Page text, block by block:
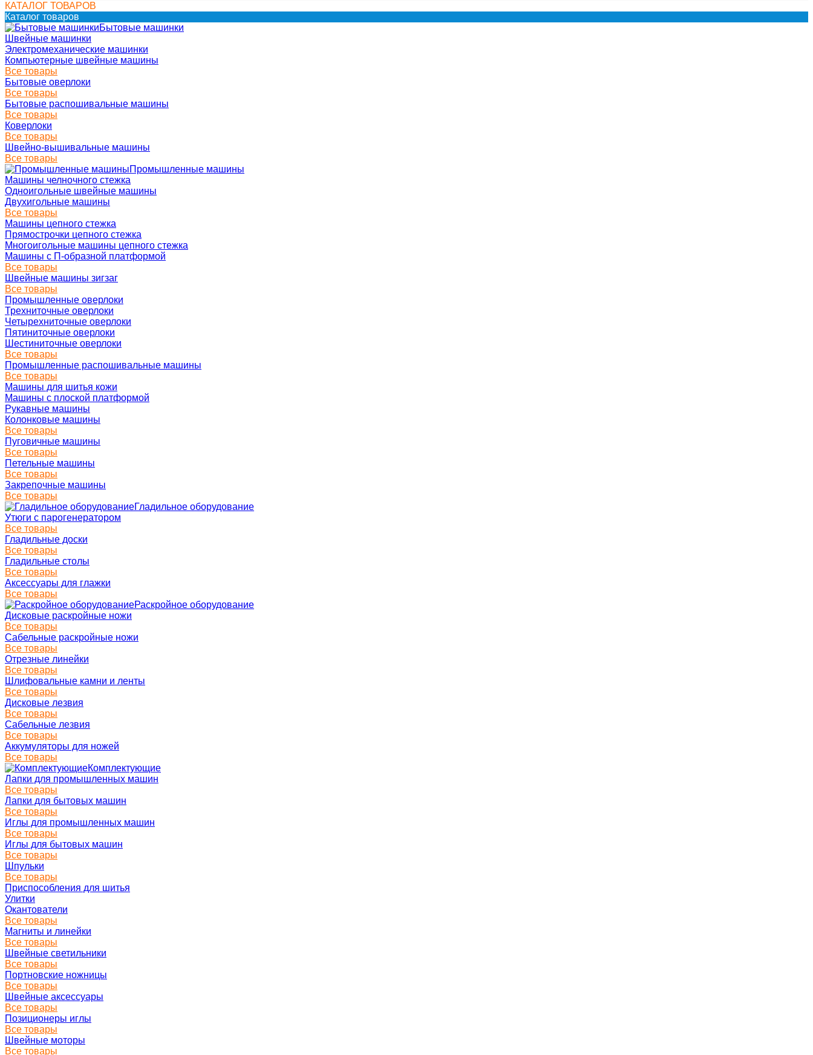
КАТАЛОГ ТОВАРОВ
Каталог товаров
Бытовые машинки
Швейные машинки
Электромеханические машинки
Компьютерные швейные машины
Все товары
Бытовые оверлоки
Все товары
Бытовые распошивальные машины
Все товары
Коверлоки
Все товары
Швейно-вышивальные машины
Все товары
Промышленные машины
Машины челночного стежка
Одноигольные швейные машины
Двухигольные машины
Все товары
Машины цепного стежка
Прямострочки цепного стежка
Многоигольные машины цепного стежка
Машины с П-образной платформой
Все товары
Швейные машины зигзаг
Все товары
Промышленные оверлоки
Трехниточные оверлоки
Четырехниточные оверлоки
Пятиниточные оверлоки
Шестиниточные оверлоки
Все товары
Промышленные распошивальные машины
Все товары
Машины для шитья кожи
Машины с плоской платформой
Рукавные машины
Колонковые машины
Все товары
Пуговичные машины
Все товары
Петельные машины
Все товары
Закрепочные машины
Все товары
Гладильное оборудование
Утюги с парогенератором
Все товары
Гладильные доски
Все товары
Гладильные столы
Все товары
Аксессуары для глажки
Все товары
Раскройное оборудование
Дисковые раскройные ножи
Все товары
Сабельные раскройные ножи
Все товары
Отрезные линейки
Все товары
Шлифовальные камни и ленты
Все товары
Дисковые лезвия
Все товары
Сабельные лезвия
Все товары
Аккумуляторы для ножей
Все товары
Комплектующие
Лапки для промышленных машин
Все товары
Лапки для бытовых машин
Все товары
Иглы для промышленных машин
Все товары
Иглы для бытовых машин
Все товары
Шпульки
Все товары
Приспособления для шитья
Улитки
Окантователи
Все товары
Магниты и линейки
Все товары
Швейные светильники
Все товары
Портновские ножницы
Все товары
Швейные аксессуары
Все товары
Позиционеры иглы
Все товары
Швейные моторы
Все товары